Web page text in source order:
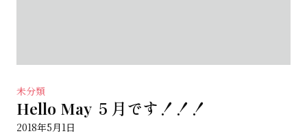
未分類
Hello May ５月です！！！
2018年5月1日